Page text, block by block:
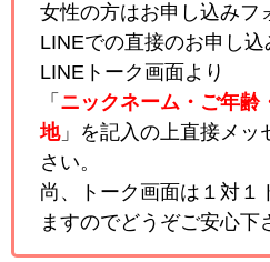
女性の方はお申し込みフ
LINEでの直接のお申し込
LINEトーク画面より
「 ニックネーム・ご年齢
地」を記入の上直接メッ
さい。
尚、トーク画面は１対１
ますのでどうぞご安心下